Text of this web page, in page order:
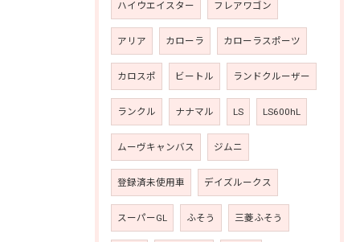
ハイウエイスター フレアワゴン
アリア カローラ カローラスポーツ
カロスポ ビートル ランドクルーザー
ランクル ナナマル LS LS600hL
ムーヴキャンバス ジムニ
登録済未使用車 デイズルークス
スーパーGL ふそう 三菱ふそう